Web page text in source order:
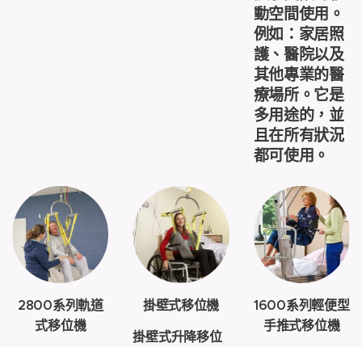
動空間使用。
例如：家居照
護、醫院以及
其他專業的醫
療場所。它是
多用途的，並
且在所有狀況
都可使用。
2800系列軌道
式移位機
掛壁式移位機
掛壁式升降移位
1600系列輕便型
手推式移位機